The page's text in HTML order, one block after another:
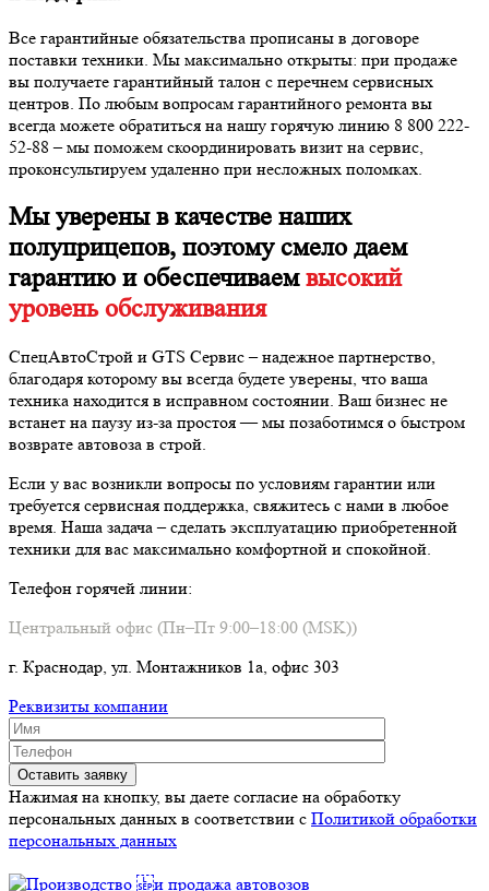
Все гарантийные обязательства прописаны в договоре
поставки техники. Мы максимально открыты: при продаже
вы получаете гарантийный талон с перечнем сервисных
центров. По любым вопросам гарантийного ремонта вы
всегда можете обратиться на нашу горячую линию 8 800 222-
52-88 – мы поможем скоординировать визит на сервис,
проконсультируем удаленно при несложных поломках.
Мы уверены в качестве наших
полуприцепов, поэтому смело даем
гарантию и обеспечиваем высокий
уровень обслуживания
СпецАвтоСтрой и GTS Сервис – надежное партнерство,
благодаря которому вы всегда будете уверены, что ваша
техника находится в исправном состоянии. Ваш бизнес не
встанет на паузу из-за простоя — мы позаботимся о быстром
возврате автовоза в строй.
Если у вас возникли вопросы по условиям гарантии или
требуется сервисная поддержка, свяжитесь с нами в любое
время. Наша задача – сделать эксплуатацию приобретенной
техники для вас максимально комфортной и спокойной.
Телефон горячей линии:
Центральный офис (Пн–Пт 9:00–18:00 (MSK))
г. Краснодар, ул. Монтажников 1а, офис 303
Реквизиты компании
Нажимая на кнопку, вы даете согласие на обработку
персональных данных в соответствии c Политикой обработки
персональных данных